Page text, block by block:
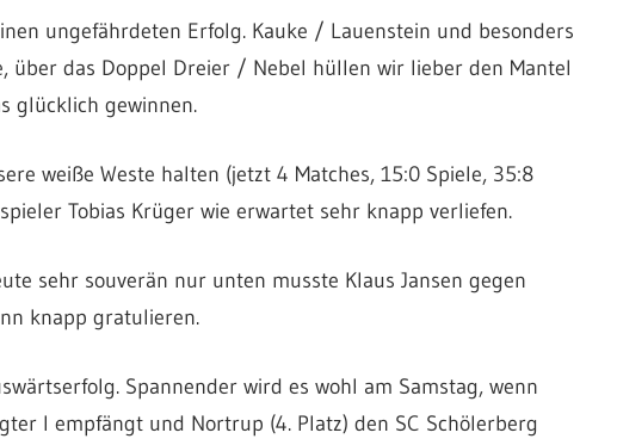
ungefährdeten Erfolg. Kauke / Lauenstein und besonders
über das Doppel Dreier / Nebel hüllen wir lieber den Mantel
glücklich gewinnen.
weiße Weste halten (jetzt 4 Matches, 15:0 Spiele, 35:8
Tobias Krüger wie erwartet sehr knapp verliefen.
sehr souverän nur unten musste Klaus Jansen gegen
knapp gratulieren.
Spannender wird es wohl am Samstag, wenn
I empfängt und Nortrup (4. Platz) den SC Schölerberg